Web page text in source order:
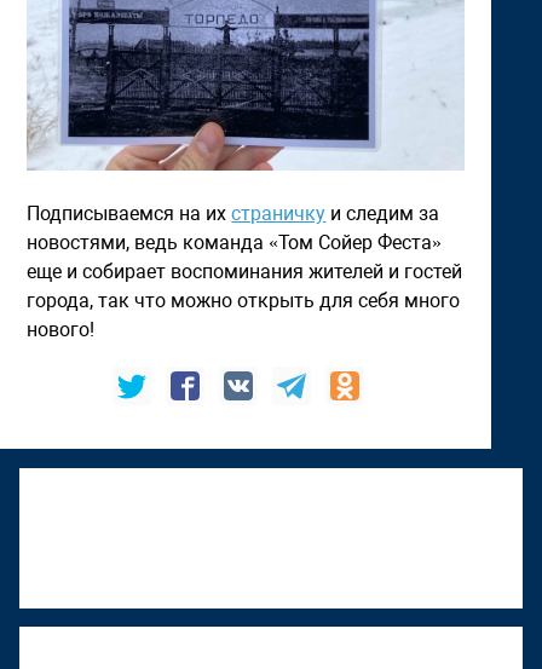
Подписываемся на ихстраничку и следим за
новостями, ведь команда «Том Сойер Феста»
еще и собирает воспоминания жителей и гостей
города, так что можно открыть для себя много
нового!